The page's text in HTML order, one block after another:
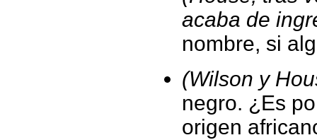
acaba de
nombre, si
(Wilson y
negro. ¿Es
origen